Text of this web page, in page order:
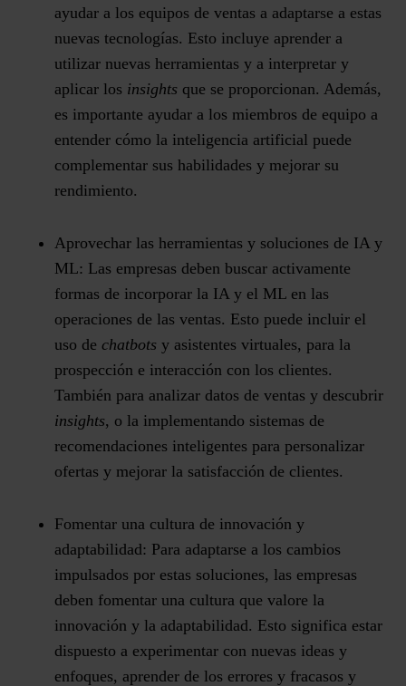
ayudar a los equipos de ventas a adaptarse a estas
nuevas tecnologías. Esto incluye aprender a
utilizar nuevas herramientas y a interpretar y
aplicar los insights que se proporcionan. Además,
es importante ayudar a los miembros de equipo a
entender cómo la inteligencia artificial puede
complementar sus habilidades y mejorar su
rendimiento.
Aprovechar las herramientas y soluciones de IA y
ML: Las empresas deben buscar activamente
formas de incorporar la IA y el ML en las
operaciones de las ventas. Esto puede incluir el
uso de chatbots y asistentes virtuales, para la
prospección e interacción con los clientes.
También para analizar datos de ventas y descubrir
insights, o la implementando sistemas de
recomendaciones inteligentes para personalizar
ofertas y mejorar la satisfacción de clientes.
Fomentar una cultura de innovación y
adaptabilidad: Para adaptarse a los cambios
impulsados por estas soluciones, las empresas
deben fomentar una cultura que valore la
innovación y la adaptabilidad. Esto significa estar
dispuesto a experimentar con nuevas ideas y
enfoques, aprender de los errores y fracasos y